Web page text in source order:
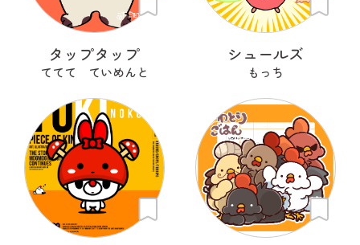
タップタップ
ててて ていめんと
シュールズ
もっち